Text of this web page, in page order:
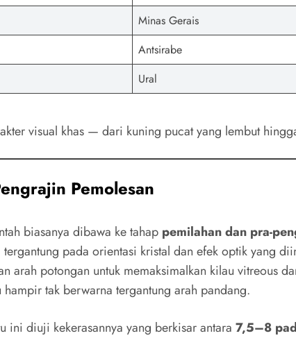
Minas Gerais
Antsirabe
Ural
visual khas — dari kuning pucat yang lembut
Pemolesan
biasanya dibawa ke tahap pemilahan dan pra-
tergantung pada orientasi kristal dan efek optik yang
arah potongan untuk memaksimalkan kilau vitreous
tak berwarna tergantung arah pandang.
ini diuji kekerasannya yang berkisar antara 7,5–8